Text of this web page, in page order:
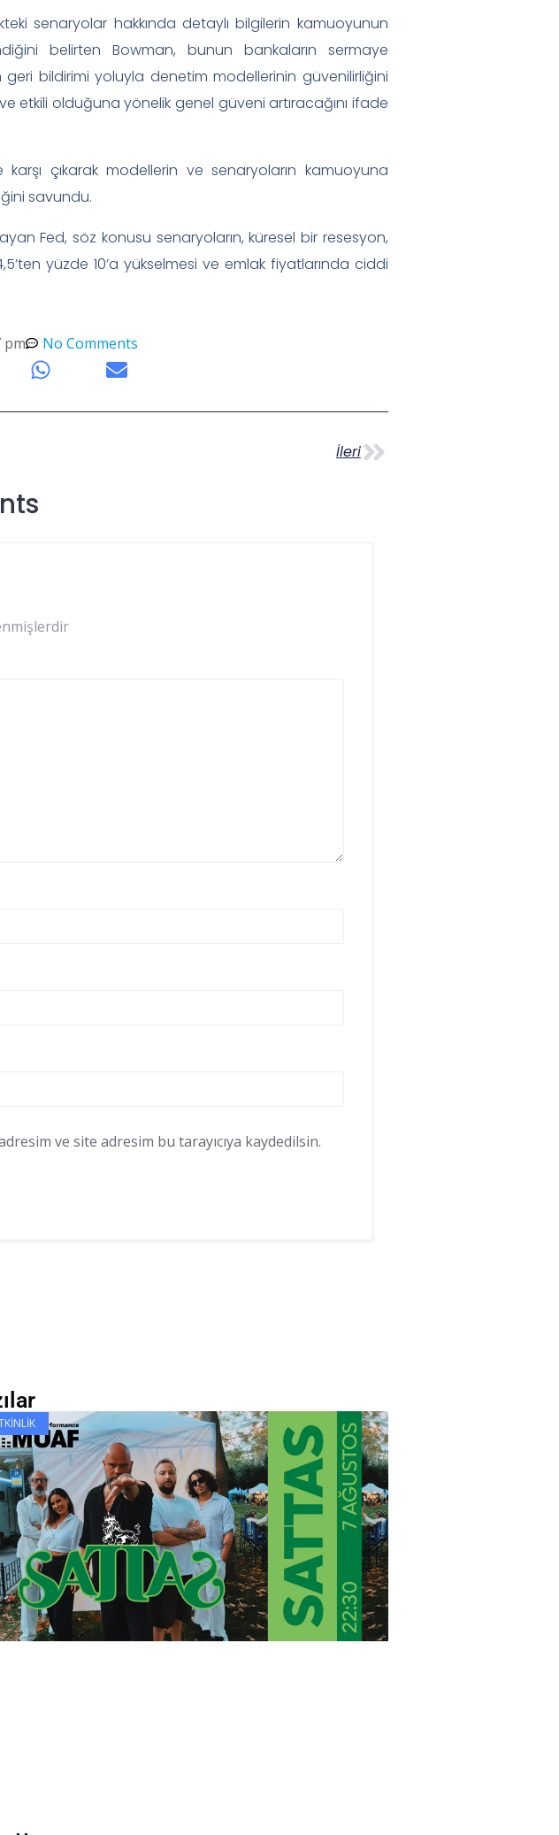
senaryolar hakkında detaylı bilgilerin kamuoyunun
belirten Bowman, bunun bankaların sermaye
geri bildirimi yoluyla denetim modellerinin güvenilirliğini
etkili olduğuna yönelik genel güveni artıracağını ifade
çıkarak modellerin ve senaryoların kamuoyuna
savundu.
Fed, söz konusu senaryoların, küresel bir resesyon,
yüzde 10’a yükselmesi ve emlak fiyatlarında ciddi
pm No Comments
İleri
ve site adresim bu tarayıcıya kaydedilsin.